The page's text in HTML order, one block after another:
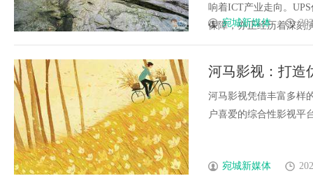
响着ICT产业走向。
保障，亦正经历着深刻
宛城新媒体
河马影视：打造
河马影视凭借丰富多样
户喜爱的综合性影视平
宛城新媒体